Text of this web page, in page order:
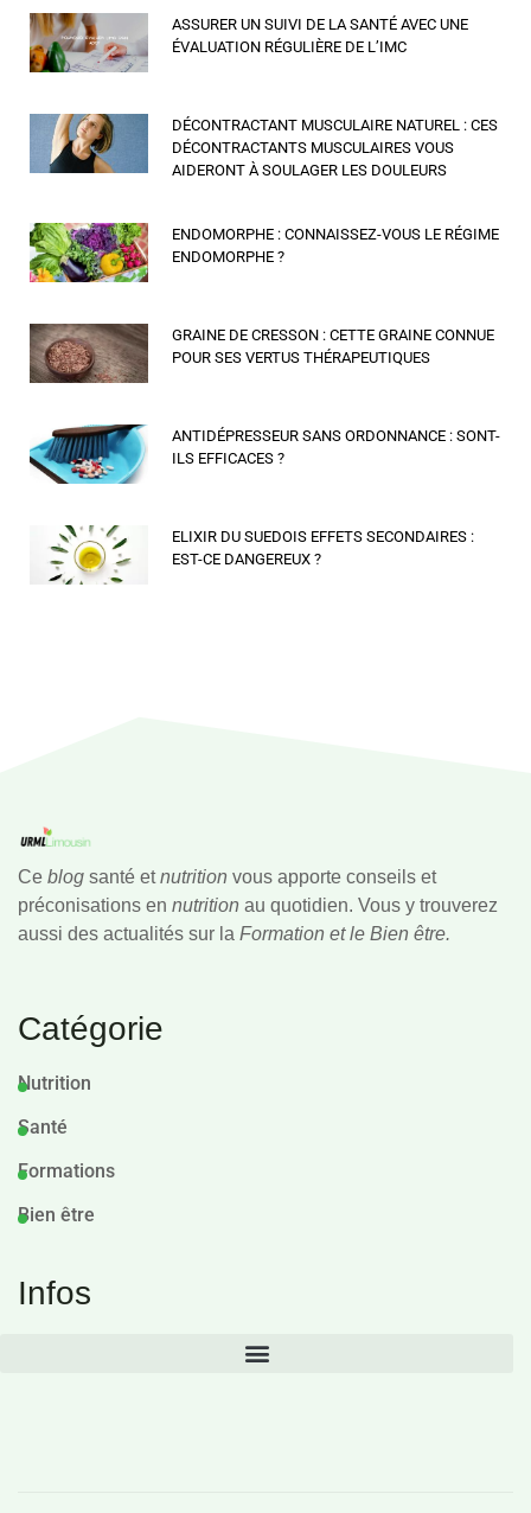
ASSURER UN SUIVI DE LA SANTÉ AVEC UNE
ÉVALUATION RÉGULIÈRE DE L’IMC
DÉCONTRACTANT MUSCULAIRE NATUREL : CES
DÉCONTRACTANTS MUSCULAIRES VOUS
AIDERONT À SOULAGER LES DOULEURS
ENDOMORPHE : CONNAISSEZ-VOUS LE RÉGIME
ENDOMORPHE ?
GRAINE DE CRESSON : CETTE GRAINE CONNUE
POUR SES VERTUS THÉRAPEUTIQUES
ANTIDÉPRESSEUR SANS ORDONNANCE : SONT-
ILS EFFICACES ?
ELIXIR DU SUEDOIS EFFETS SECONDAIRES :
EST-CE DANGEREUX ?
Ce blog santé etnutrition vous apporte conseils et
préconisations en nutrition au quotidien. Vous y trouverez
aussi des actualités sur la Formation et le Bien être.
Catégorie
Nutrition
Santé
Formations
Bien être
Infos